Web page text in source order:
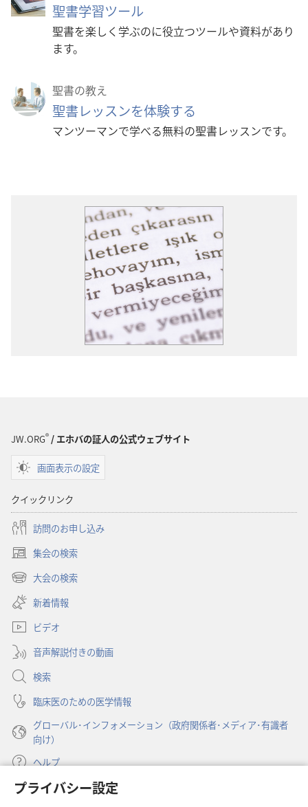
プライバシー設定
聖書学習ツール
聖書を楽しく学ぶのに役立つツールや資料があり
ます。
聖書の教え
聖書レッスンを体験する
マンツーマンで学べる無料の聖書レッスンです。
JW.ORG®/ エホバの証人の公式ウェブサイト
画面表示の設定
クイックリンク
訪問のお申し込み
集会の検索
（新
し
タ
で
開
く）
大会の検索
（新
し
い
タ
ブ
で
開
く）
新着情報
ビデオ
音声解説付きの動画
検索
臨床医のための医学情報
グローバル･インフォメーション（政府関係者･メディア･有識者
向け）
ヘルプ
寄付